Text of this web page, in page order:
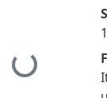
Hämtar...